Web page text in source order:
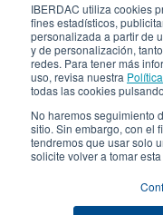
IBERDAC utiliza cookies
fines estadísticos,
personalizada a partir de
y de personalización,
redes. Para tener más
uso, revisa nuestra
todas las cookies
No haremos seguimiento
sitio. Sin embargo, con el
tendremos que usar solo
solicite volver a tomar
© COPYRIGHT
reservados.